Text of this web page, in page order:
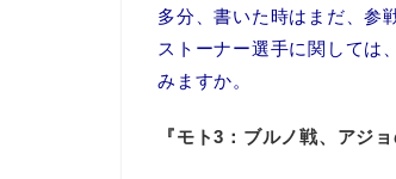
多分、書いた時はまだ、参
ストーナー選手に関しては
みますか。
『モト3：ブルノ戦、アジ